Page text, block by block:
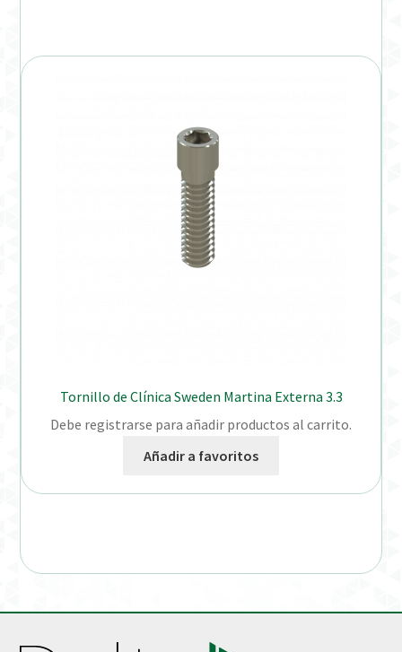
Tornillo de Clínica Sweden Martina Externa 3.3
Debe registrarse para añadir productos al carrito.
Añadir a favoritos